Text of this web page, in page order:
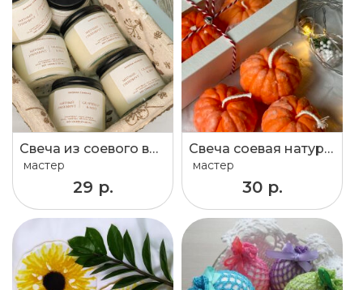
Свеча из соевого воска 120 ml
мастер
29 р.
Свеча соевая натуральная мандарин мандаринка
мастер
30 р.